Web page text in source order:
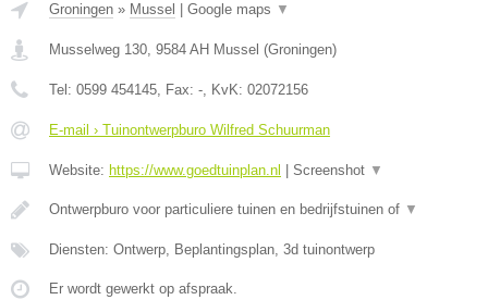
Groningen » Mussel Google maps ▼
Musselweg 130, 9584 AH Mussel (Groningen)
Tel: 0599 454145, Fax: -, KvK: 02072156
E-mail › Tuinontwerpburo Wilfred Schuurman
Website: https://www.goedtuinplan.nl Screenshot ▼
Ontwerpburo voor particuliere tuinen en bedrijfstuinen of ▼
Diensten: Ontwerp, Beplantingsplan, 3d tuinontwerp
Er wordt gewerkt op afspraak.